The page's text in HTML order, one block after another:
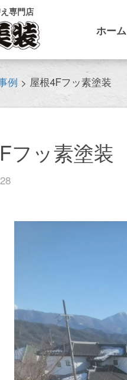
専門店
ホーム
例 > 屋根4Fフッ素塗装
フッ素塗装